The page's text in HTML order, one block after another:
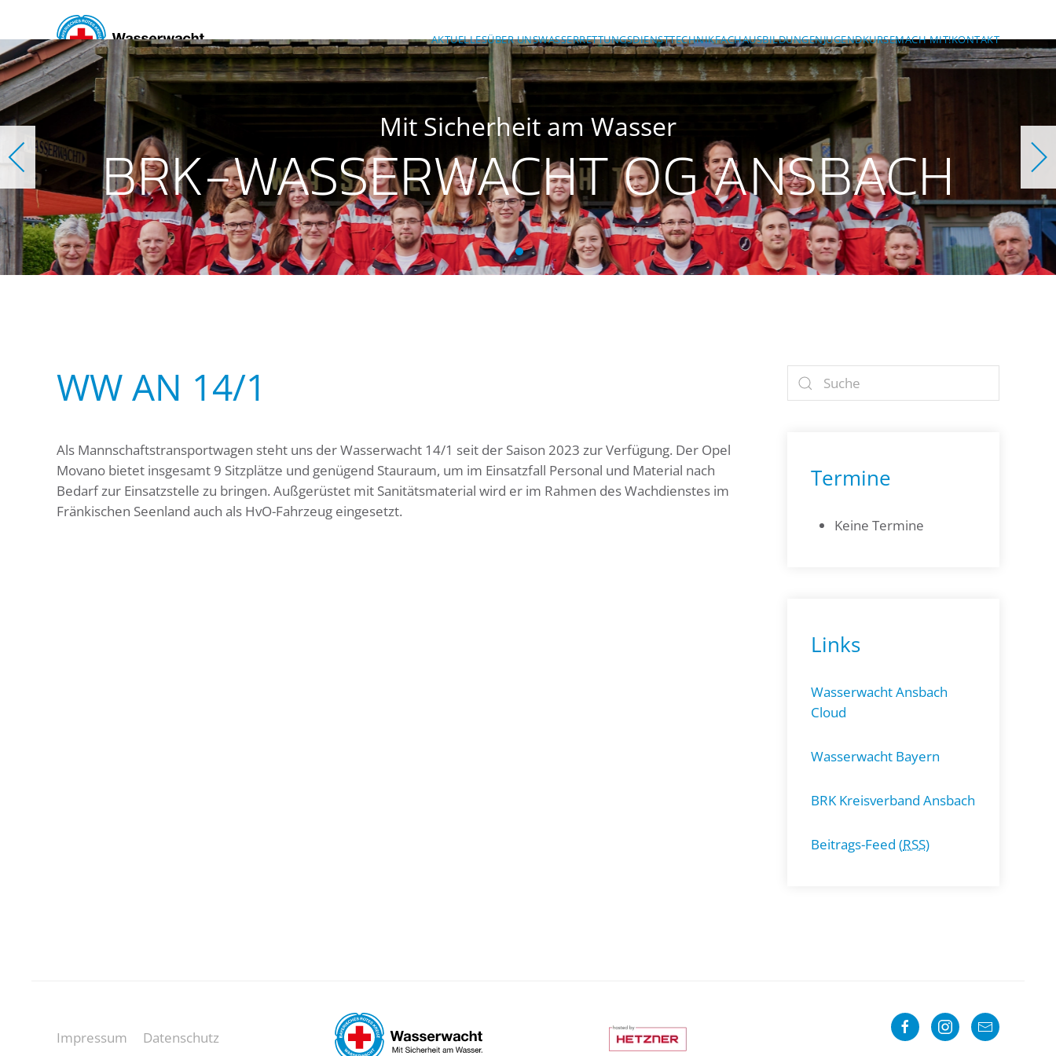
Skip to main content AKTUELLESÜBER UNSWASSERRETTUNGSDIENSTTECHNIKFACHAUSBILDUNGENJUGENDKURSEMACH MIT!KONTAKT
Mit Sicherheit am Wasser
BRK-WASSERWACHT OG ANSBACH
BRK-Wasserwacht OG Ansbach
BRK-Wasserwacht OG Ansbach
WW AN 14/1
Als Mannschaftstransportwagen steht uns der Wasserwacht 14/1 seit der Saison 2023 zur Verfügung. Der Opel
Movano bietet insgesamt 9 Sitzplätze und genügend Stauraum, um im Einsatzfall Personal und Material nach
Bedarf zur Einsatzstelle zu bringen. Außgerüstet mit Sanitätsmaterial wird er im Rahmen des Wachdienstes im
Fränkischen Seenland auch als HvO-Fahrzeug eingesetzt.
Termine
Keine Termine
Links
Wasserwacht Ansbach
Cloud
Wasserwacht Bayern
BRK Kreisverband Ansbach
Beitrags-Feed (RSS)
Impressum Datenschutz